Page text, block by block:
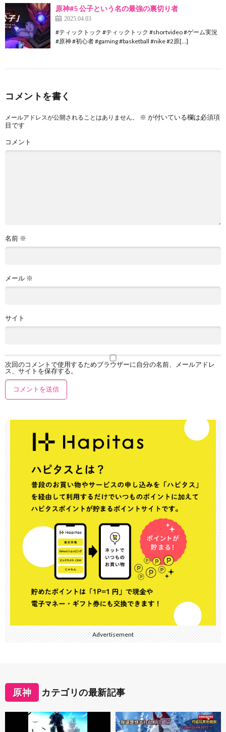
原神#5 公子という名の最強の裏切り者
2025.04.03
#ティックトック #ティックトック #shortvideo #ゲーム実況
#原神 #初心者 #gaming #basketball #nike #2原[…]
コメントを書く
メールアドレスが公開されることはありません。 ※ が付いている欄は必須項
目です
コメント
名前 ※
メール ※
サイト
次回のコメントで使用するためブラウザーに自分の名前、メールアドレ
ス、サイトを保存する。
Advertisement
原神 カテゴリの最新記事